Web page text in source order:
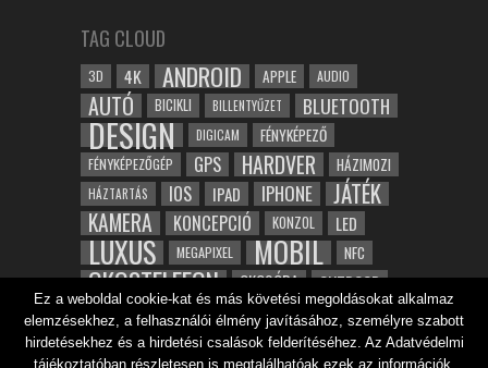
TAG CLOUD
3D 4K ANDROID APPLE AUDIO
AUTÓ BICIKLI BILLENTYŰZET BLUETOOTH
DESIGN DIGICAM FÉNYKÉPEZŐ
FÉNYKÉPEZŐGÉP GPS HARDVER HÁZIMOZI
HÁZTARTÁS IOS IPAD IPHONE JÁTÉK
KAMERA KONCEPCIÓ KONZOL LED
LUXUS MEGAPIXEL MOBIL NFC
OKOSTELEFON OKOSÓRA OUTDOOR
ROBOT SAMSUNG SPORT TABLET
TESZT VIDEÓ VÍZÁLLÓ WIFI ZENE ZÖLD
Ez a weboldal cookie-kat és más követési megoldásokat alkalmaz
elemzésekhez, a felhasználói élmény javításához, személyre szabott
hirdetésekhez és a hirdetési csalások felderítéséhez. Az Adatvédelmi
tájékoztatóban részletesen is megtalálhatóak ezek az információk.